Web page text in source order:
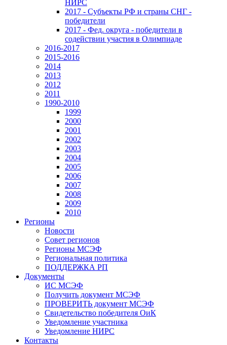
НИРС
2017 - Субъекты РФ и страны СНГ -
победители
2017 - Фед. округа - победители в
содействии участия в Олимпиаде
2016-2017
2015-2016
2014
2013
2012
2011
1990-2010
1999
2000
2001
2002
2003
2004
2005
2006
2007
2008
2009
2010
Регионы
Новости
Совет регионов
Регионы МСЭФ
Региональная политика
ПОДДЕРЖКА РП
Документы
ИС МСЭФ
Получить документ МСЭФ
ПРОВЕРИТЬ документ МСЭФ
Свидетельство победителя ОиК
Уведомление участника
Уведомление НИРС
Контакты